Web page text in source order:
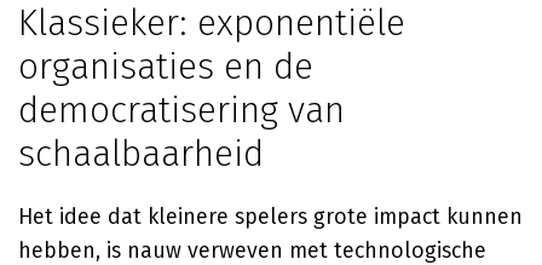
Klassieker: exponentiële
organisaties en de
democratisering van
schaalbaarheid
Het idee dat kleinere spelers grote impact kunnen
hebben, is nauw verweven met technologische